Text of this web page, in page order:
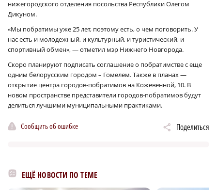
нижегородского отделения посольства Республики Олегом
Дикуном.
«Мы побратимы уже 25 лет, поэтому есть, о чем поговорить. У
нас есть и молодежный, и культурный, и туристический, и
спортивный обмен», — отметил мэр Нижнего Новгорода.
Скоро планируют подписать соглашение о побратимстве с еще
одним белорусским городом – Гомелем. Также в планах —
открытие центра городов-побратимов на Кожевенной, 10. В
новом пространстве представители городов-побратимов будут
делиться лучшими муниципальными практиками.
Сообщить об ошибке Поделиться
ЕЩЁ НОВОСТИ ПО ТЕМЕ